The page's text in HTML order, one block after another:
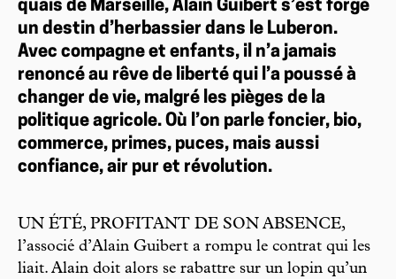
quais de Marseille, Alain Guibert s’est forgé
un destin d’herbassier dans le Luberon.
Avec compagne et enfants, il n’a jamais
renoncé au rêve de liberté qui l’a poussé à
changer de vie, malgré les pièges de la
politique agricole. Où l’on parle foncier, bio,
commerce, primes, puces, mais aussi
confiance, air pur et révolution.
UN ÉTÉ, PROFITANT DE SON ABSENCE,
l’associé d’Alain Guibert a rompu le contrat qui les
liait. Alain doit alors se rabattre sur un lopin qu’un